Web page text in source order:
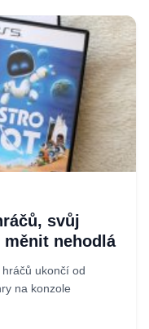
svůj
měnit nehodlá
ukončí od
na konzole